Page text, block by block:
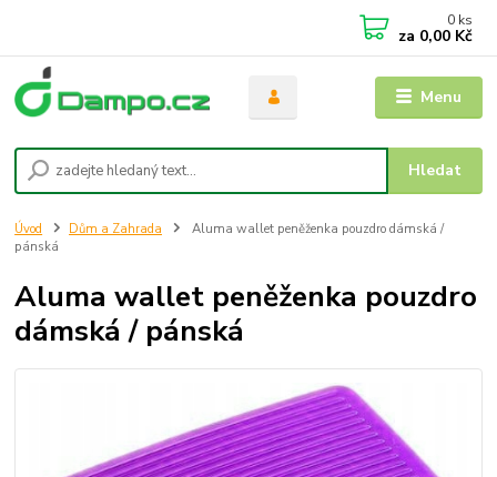
Menu
Hledat
0 ks
za 0,00 Kč
Úvod Dům a Zahrada
Aluma wallet peněženka pouzdro dámská /
pánská
Aluma wallet peněženka pouzdro
dámská / pánská